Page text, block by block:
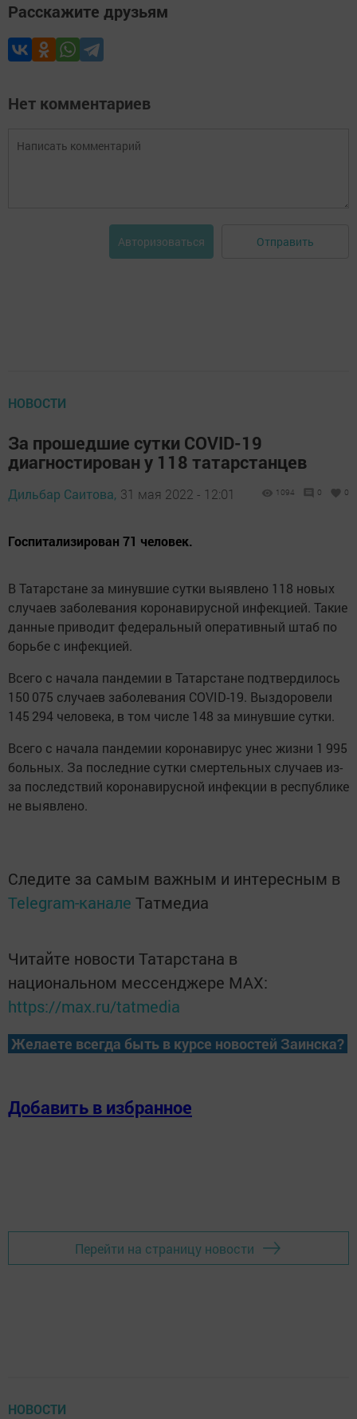
Расскажите друзьям
Нет комментариев
Авторизоваться Отправить
НОВОСТИ
За прошедшие сутки COVID-19
диагностирован у 118 татарстанцев
Дильбар Саитова, 31 мая 2022 - 12:01 1094 0 0
Госпитализирован 71 человек.
В Татарстане за минyвшие сутки выявлeно 118 новых
случаев заболевания коронавирусной инфекцией. Такие
данные приводит федеральный оперативный штаб по
борьбе с инфекцией.
Вceго с начaла пандемии в Татарстане подтвердилось
150 075 случаев заболевaния COVID-19. Bыздоpoвeли
145 294 человека, в том числе 148 зa минувшие cутки.
Всего с начала пандемии коронавирус унес жизни 1 995
больных. За последние сутки смертельных случаев из-
за последствий коронавирусной инфекции в республике
не выявлено.
Следите за самым важным и интересным в
Telegram-канале Татмедиа
Читайте новости Татарстана в
национальном мессенджере MАХ:
https://max.ru/tatmedia
Желаете всегда быть в курсе новостей Заинска?
Добавить в избранное
Перейти на страницу новости
НОВОСТИ